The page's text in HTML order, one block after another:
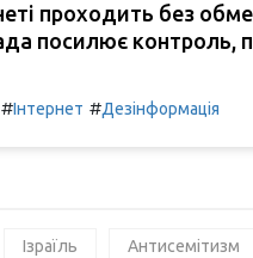
проходить без
посилює контроль,
#Інтернет #Дезінформація
Ізраїль Антисемітизм